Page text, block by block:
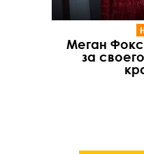
Меган
за